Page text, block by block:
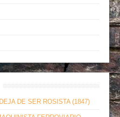
DE SER ROSISTA (1847)